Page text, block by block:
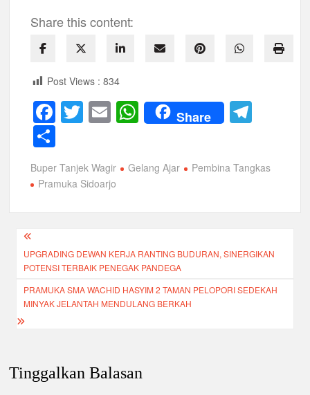
Share this content:
Post Views : 834
F
a
c
e
o
o
k
T
wi
tt
er
E
m
ail
W
h
at
s
p
p
Share
e
gr
m
h
ar
Buper Tanjek Wagir Gelang Ajar
Pembina Tangkas
Pramuka Sidoarjo
Navigasi
pos
UPGRADING DEWAN KERJA RANTING BUDURAN, SINERGIKAN
POTENSI TERBAIK PENEGAK PANDEGA
PRAMUKA SMA WACHID HASYIM 2 TAMAN PELOPORI SEDEKAH
MINYAK JELANTAH MENDULANG BERKAH
Tinggalkan Balasan